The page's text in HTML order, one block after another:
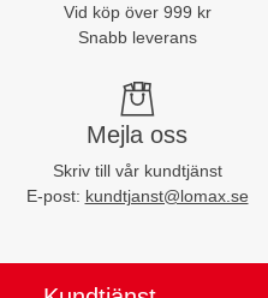
Vid köp över 999 kr
Snabb leverans
Mejla oss
Skriv till vår kundtjänst
E-post: kundtjanst@lomax.se